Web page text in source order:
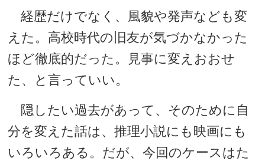
経歴だけでなく、風貌や発声なども変
えた。高校時代の旧友が気づかなかった
ほど徹底的だった。見事に変えおおせ
た、と言っていい。
隠したい過去があって、そのために自
分を変えた話は、推理小説にも映画にも
いろいろある。だが、今回のケースはた